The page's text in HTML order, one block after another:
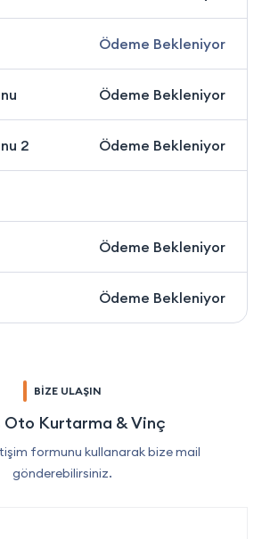
Ödeme Bekleniyor
Ödeme Bekleniyor
2 Ödeme Bekleniyor
Ödeme Bekleniyor
Ödeme Bekleniyor
BİZE ULAŞIN
Oto Kurtarma & Vinç
formunu kullanarak bize mail
gönderebilirsiniz.